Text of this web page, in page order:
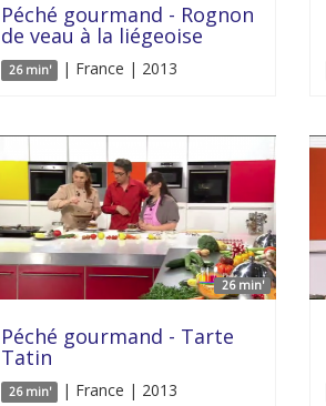
Péché gourmand - Rognon
de veau à la liégeoise
26 min' | France | 2013
26 min'
Péché gourmand - Tarte
Tatin
26 min' | France | 2013